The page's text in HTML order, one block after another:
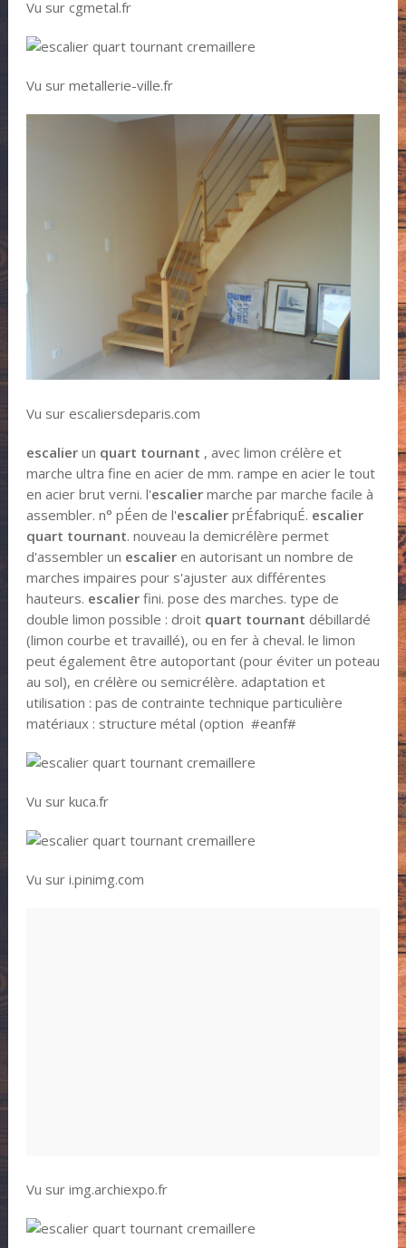
Vu sur cgmetal.fr
Vu sur metallerie-ville.fr
Vu sur escaliersdeparis.com
escalierun quart tournant , avec limon crélère et
marche ultra fine en acier de mm. rampe en acier le tout
en acier brut verni. l'escaliermarche par marche facile à
assembler. n° pÉen de l'escalierprÉfabriquÉ. escalier
quart tournant. nouveau la demicrélère permet
d'assembler un escalieren autorisant un nombre de
marches impaires pour s'ajuster aux différentes
hauteurs. escalierfini. pose des marches. type de
double limon possible : droit quart tournant débillardé
(limon courbe et travaillé), ou en fer à cheval. le limon
peut également être autoportant (pour éviter un poteau
au sol), en crélère ou semicrélère. adaptation et
utilisation : pas de contrainte technique particulière
matériaux : structure métal (option #eanf#
Vu sur kuca.fr
Vu sur i.pinimg.com
Vu sur img.archiexpo.fr